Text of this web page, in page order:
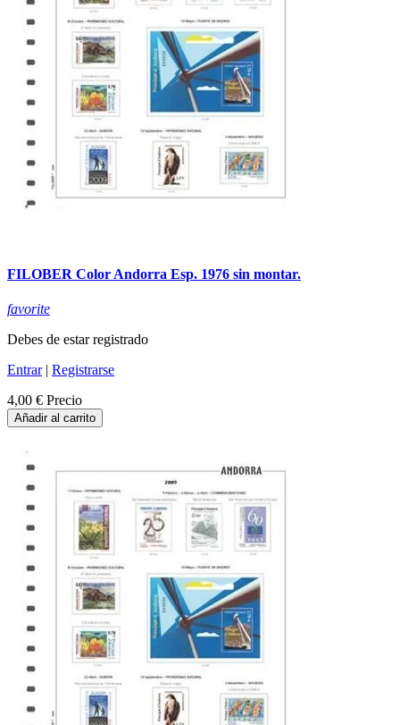
FILOBER Color Andorra Esp. 1976 sin montar.
favorite
Debes de estar registrado
Entrar| Registrarse
4,00 € Precio
Añadir al carrito